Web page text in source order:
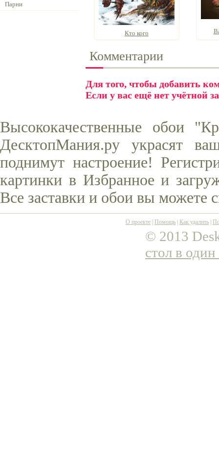
Парни
Кто кого
Комментарии
Для того, чтобы добавить
Если у вас ещё нет учётной
Высококачественные обои
ДесктопМания.ру украсят
поднимут настроение!
картинки в Избранное и
Все заставки и обои вы можете
О проекте Помощь Как удалить
© 2013
стол в